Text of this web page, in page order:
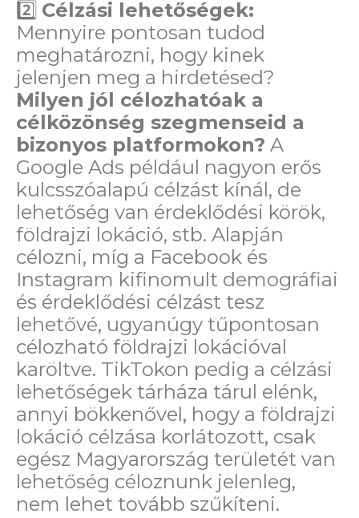
2️⃣ Célzási lehetőségek:
Mennyire pontosan tudod
meghatározni, hogy kinek
jelenjen meg a hirdetésed?
Milyen jól célozhatóak a
célközönség szegmenseid a
bizonyos platformokon? A
Google Ads például nagyon erős
kulcsszóalapú célzást kínál, de
lehetőség van érdeklődési körök,
földrajzi lokáció, stb. Alapján
célozni, míg a Facebook és
Instagram kifinomult demográfiai
és érdeklődési célzást tesz
lehetővé, ugyanúgy tűpontosan
célozható földrajzi lokációval
karöltve. TikTokon pedig a célzási
lehetőségek tárháza tárul elénk,
annyi bökkenővel, hogy a földrajzi
lokáció célzása korlátozott, csak
egész Magyarország területét van
lehetőség céloznunk jelenleg,
nem lehet tovább szűkíteni.